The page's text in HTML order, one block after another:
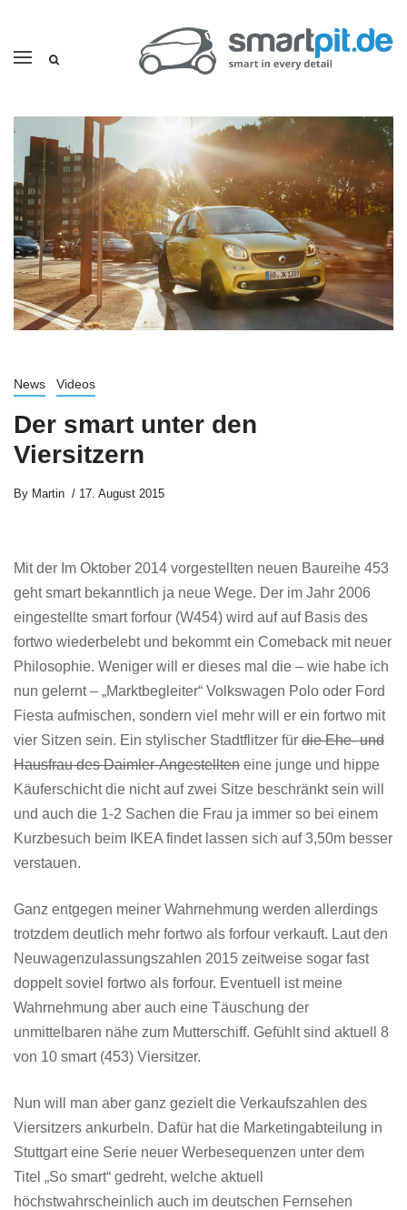
News Videos
Der smart unter den
Viersitzern
By Martin 17. August 2015
Mit der Im Oktober 2014 vorgestellten neuen Baureihe 453
geht smart bekanntlich ja neue Wege. Der im Jahr 2006
eingestellte smart forfour (W454) wird auf auf Basis des
fortwo wiederbelebt und bekommt ein Comeback mit neuer
Philosophie. Weniger will er dieses mal die – wie habe ich
nun gelernt – „Marktbegleiter“ Volkswagen Polo oder Ford
Fiesta aufmischen, sondern viel mehr will er ein fortwo mit
vier Sitzen sein. Ein stylischer Stadtflitzer für die Ehe- und
Hausfrau des Daimler-Angestellten eine junge und hippe
Käuferschicht die nicht auf zwei Sitze beschränkt sein will
und auch die 1-2 Sachen die Frau ja immer so bei einem
Kurzbesuch beim IKEA findet lassen sich auf 3,50m besser
verstauen.
Ganz entgegen meiner Wahrnehmung werden allerdings
trotzdem deutlich mehr fortwo als forfour verkauft. Laut den
Neuwagenzulassungszahlen 2015 zeitweise sogar fast
doppelt soviel fortwo als forfour. Eventuell ist meine
Wahrnehmung aber auch eine Täuschung der
unmittelbaren nähe zum Mutterschiff. Gefühlt sind aktuell 8
von 10 smart (453) Viersitzer.
Nun will man aber ganz gezielt die Verkaufszahlen des
Viersitzers ankurbeln. Dafür hat die Marketingabteilung in
Stuttgart eine Serie neuer Werbesequenzen unter dem
Titel „So smart“ gedreht, welche aktuell
höchstwahrscheinlich auch im deutschen Fernsehen